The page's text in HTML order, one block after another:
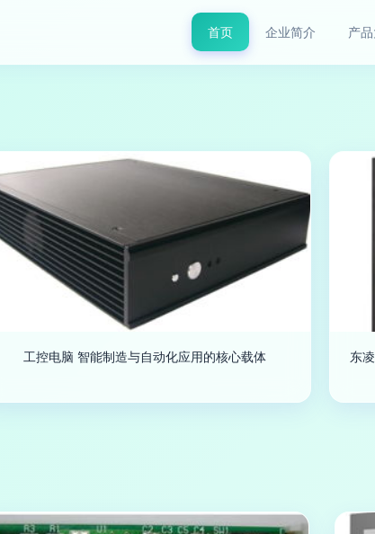
首页 企业简介 产
工控电脑 智能制造与自动化应用的核心载体
东